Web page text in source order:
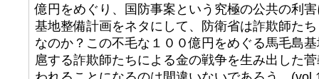
億円をめぐり、国防事案という究極の公共の利
基地整備計画をネタにして、防衛省は詐欺師た
なのか？この不毛な１００億円をめぐる馬毛島
扈する詐欺師たちによる金の戦争を生み出した